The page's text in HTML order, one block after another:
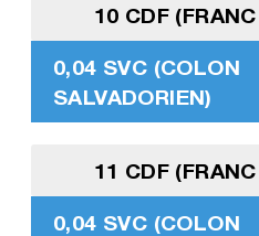
10 CDF
0,04 SVC (COLON
SALVADORIEN)
11 CDF
0,04 SVC (COLON